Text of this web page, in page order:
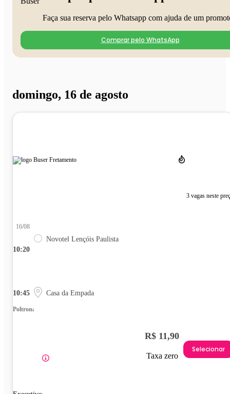
Faça sua reserva pelo Whatsapp com ajuda de um
Comprar pelo WhatsApp
domingo, 16 de agosto
3 vagas neste
10:20
16/08
Novotel Lençóis Paulista
10:45 Casa da Empada
Poltrona
R$ 11,90
Taxa zero
Selecionar